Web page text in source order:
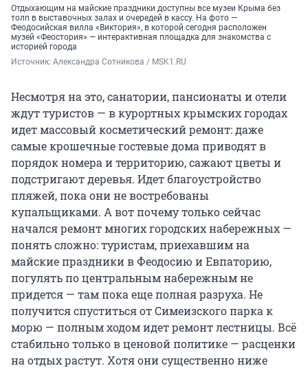
Отдыхающим на майские праздники доступны все музеи Крыма без
толп в выставочных залах и очередей в кассу. На фото —
Феодосийская вилла «Виктория», в которой сегодня расположен
музей «Феостория» — интерактивная площадка для знакомства с
историей города
Источник: Александра Сотникова / MSK1.RU
Несмотря на это, санатории, пансионаты и отели
ждут туристов — в курортных крымских городах
идет массовый косметический ремонт: даже
самые крошечные гостевые дома приводят в
порядок номера и территорию, сажают цветы и
подстригают деревья. Идет благоустройство
пляжей, пока они не востребованы
купальщиками. А вот почему только сейчас
начался ремонт многих городских набережных —
понять сложно: туристам, приехавшим на
майские праздники в Феодосию и Евпаторию,
погулять по центральным набережным не
придется — там пока еще полная разруха. Не
получится спуститься от Симеизского парка к
морю — полным ходом идет ремонт лестницы. Всё
стабильно только в ценовой политике — расценки
на отдых растут. Хотя они существенно ниже